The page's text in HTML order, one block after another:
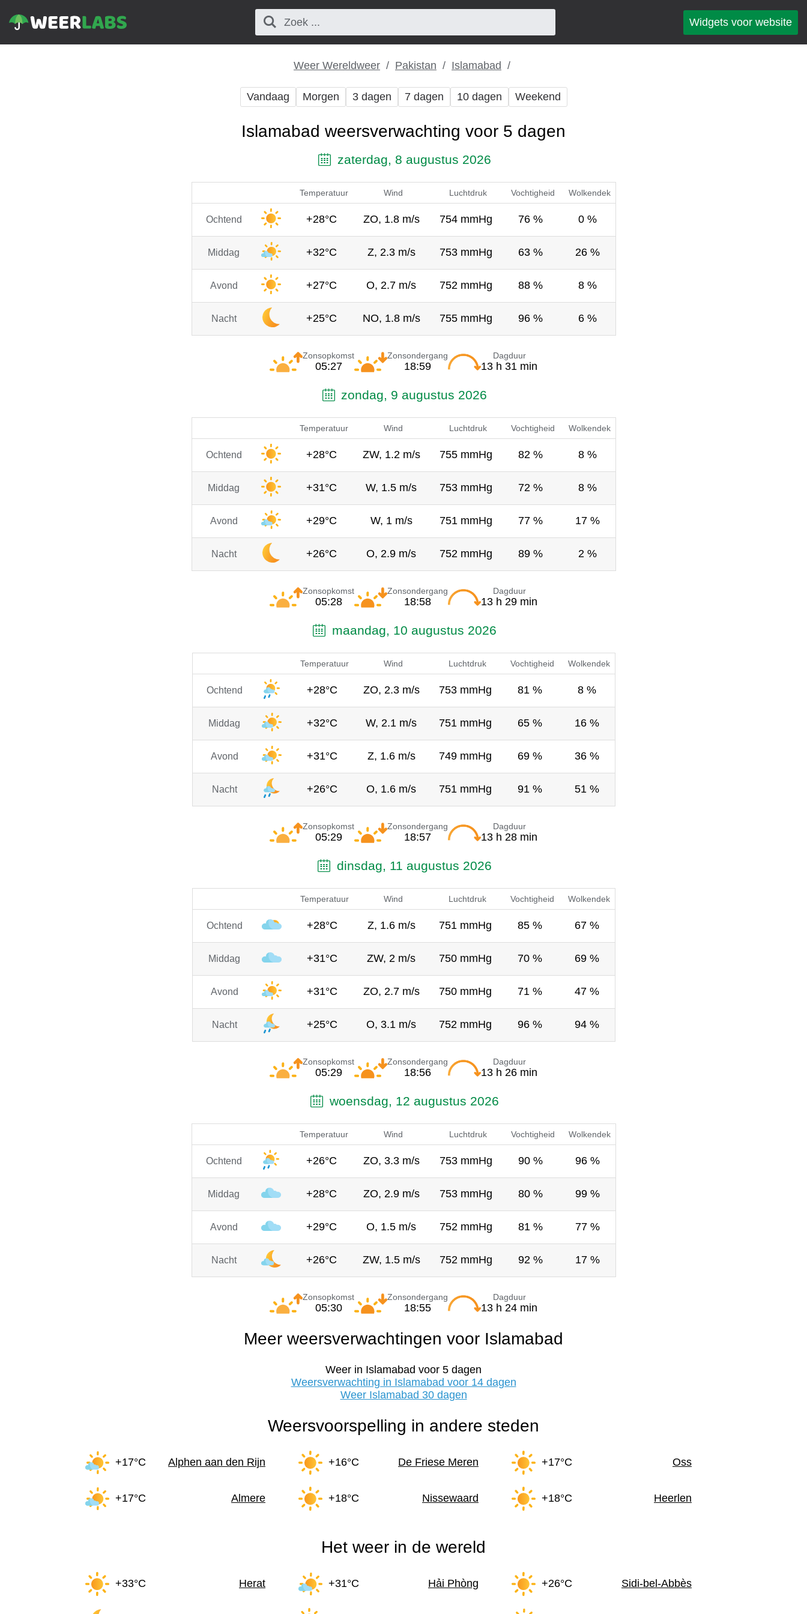
Widgets voor website
Weer Wereldweer Pakistan Islamabad
Vandaag Morgen 3 dagen 7 dagen 10 dagen Weekend
Islamabad weersverwachting voor 5 dagen
zaterdag, 8 augustus 2026
Temperatuur Wind Luchtdruk Vochtigheid Wolkendek
Ochtend +28°C ZO, 1.8 m/s 754 mmHg 76 % 0 %
Middag +32°C Z, 2.3 m/s 753 mmHg 63 % 26 %
Avond +27°C O, 2.7 m/s 752 mmHg 88 % 8 %
Nacht +25°C NO, 1.8 m/s 755 mmHg 96 % 6 %
Zonsopkomst
05:27
Zonsondergang
18:59
Dagduur
13 h 31 min
zondag, 9 augustus 2026
Temperatuur Wind Luchtdruk Vochtigheid Wolkendek
Ochtend +28°C ZW, 1.2 m/s 755 mmHg 82 % 8 %
Middag +31°C W, 1.5 m/s 753 mmHg 72 % 8 %
Avond +29°C W, 1 m/s 751 mmHg 77 % 17 %
Nacht +26°C O, 2.9 m/s 752 mmHg 89 % 2 %
Zonsopkomst
05:28
Zonsondergang
18:58
Dagduur
13 h 29 min
maandag, 10 augustus 2026
Temperatuur Wind Luchtdruk Vochtigheid Wolkendek
Ochtend +28°C ZO, 2.3 m/s 753 mmHg 81 % 8 %
Middag +32°C W, 2.1 m/s 751 mmHg 65 % 16 %
Avond +31°C Z, 1.6 m/s 749 mmHg 69 % 36 %
Nacht +26°C O, 1.6 m/s 751 mmHg 91 % 51 %
Zonsopkomst
05:29
Zonsondergang
18:57
Dagduur
13 h 28 min
dinsdag, 11 augustus 2026
Temperatuur Wind Luchtdruk Vochtigheid Wolkendek
Ochtend +28°C Z, 1.6 m/s 751 mmHg 85 % 67 %
Middag +31°C ZW, 2 m/s 750 mmHg 70 % 69 %
Avond +31°C ZO, 2.7 m/s 750 mmHg 71 % 47 %
Nacht +25°C O, 3.1 m/s 752 mmHg 96 % 94 %
Zonsopkomst
05:29
Zonsondergang
18:56
Dagduur
13 h 26 min
woensdag, 12 augustus 2026
Temperatuur Wind Luchtdruk Vochtigheid Wolkendek
Ochtend +26°C ZO, 3.3 m/s 753 mmHg 90 % 96 %
Middag +28°C ZO, 2.9 m/s 753 mmHg 80 % 99 %
Avond +29°C O, 1.5 m/s 752 mmHg 81 % 77 %
Nacht +26°C ZW, 1.5 m/s 752 mmHg 92 % 17 %
Zonsopkomst
05:30
Zonsondergang
18:55
Dagduur
13 h 24 min
Meer weersverwachtingen voor Islamabad
Weer in Islamabad voor 5 dagen
Weersverwachting in Islamabad voor 14 dagen
Weer Islamabad 30 dagen
Weersvoorspelling in andere steden
+17°C Alphen aan den Rijn +16°C De Friese Meren +17°C Oss
+17°C Almere +18°C Nissewaard +18°C Heerlen
Het weer in de wereld
+33°C Herat +31°C Hải Phòng +26°C Sidi-bel-Abbès